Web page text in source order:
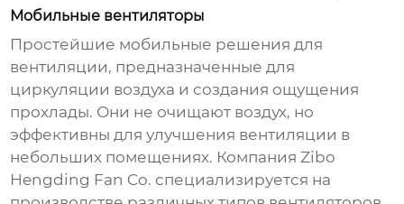
Мобильные вентиляторы
Простейшие мобильные решения для
вентиляции, предназначенные для
циркуляции воздуха и создания ощущения
прохлады. Они не очищают воздух, но
эффективны для улучшения вентиляции в
небольших помещениях. КомпанияZibo
Hengding Fan Co. специализируется на